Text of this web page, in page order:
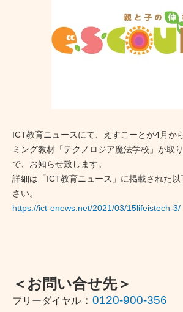
ICT教育ニュースにて、えすこーとが4月か
ミング教材「テクノロジア魔法学校」が取
で、お知らせ致します。
詳細は「ICT教育ニュース」に掲載された
さい。
https://ict-enews.net/2021/03/15lifeistech-3/
＜お問い合せ先＞
フリーダイヤル ： 0120-900-356